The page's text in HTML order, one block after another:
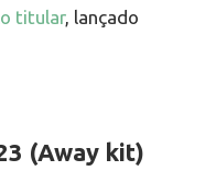
titular, lançado
(Away kit)